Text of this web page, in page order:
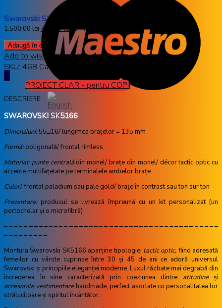
PROIECT CLAR - pentru COPII
Swarovski SK5166
1.500,00lei 710,00lei cu TVA
Adaugă în coș
Add to wishlist
SKU: 468 Categorii:
DESCRIERE
SWAROVSKI SK5166
Dimensiuni:55□16/ lungimea brațelor = 135 mm
Formă:poligonală/ frontal rimless
Material: punte centralădin monel/ brațe din monel/ décor tactic optic cu
accente multifațetate pe terminalele ambelor brațe
Culori: frontal paladium sau pale gold/ brațe în contrast sau ton sur ton
Prezentare: produsul se livrează împreună cu un kit personalizat (un
portochelar și o microfibră)
– – – – – – – – – – – – – – – – – – – – – – – – – – – – – – – – – – – – – – – – – – –
– – – – – – – – –
Montura Swarovski SK5166 aparține tipologiei tactic optic, fiind adresată
femeilor cu vârste cuprinse între 30 și 45 de ani ce adoră universul
Swarovski și principiile eleganței moderne. Luxul răzbate mai degrabă din
încrederea în sine caracterizată prin coeziunea dintre atitudineși
accesoriile vestimentarehandmade, perfect asortate cu personalitatea lor
strălucitoare și spiritul încântător.